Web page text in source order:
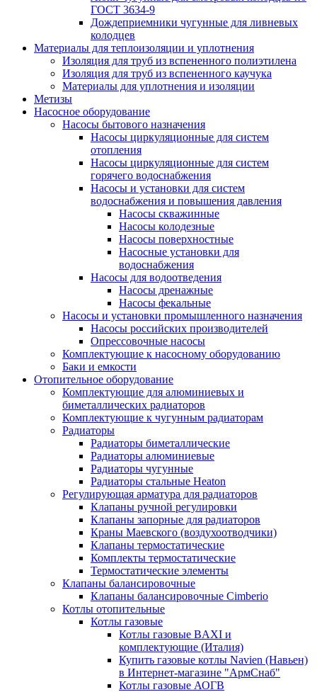
ГОСТ 3634-9
Дождеприемники чугунные для ливневых
колодцев
Материалы для теплоизоляции и уплотнения
Изоляция для труб из вспененного полиэтилена
Изоляция для труб из вспененного каучука
Материалы для уплотнения и изоляции
Метизы
Насосное оборудование
Насосы бытового назначения
Насосы циркуляционные для систем
отопления
Насосы циркуляционные для систем
горячего водоснабжения
Насосы и установки для систем
водоснабжения и повышения давления
Насосы скважинные
Насосы колодезные
Насосы поверхностные
Насосные установки для
водоснабжения
Насосы для водоотведения
Насосы дренажные
Насосы фекальные
Насосы и установки промышленного назначения
Насосы российских производителей
Опрессовочные насосы
Комплектующие к насосному оборудованию
Баки и емкости
Отопительное оборудование
Комплектующие для алюминиевых и
биметаллических радиаторов
Комплектующие к чугунным радиаторам
Радиаторы
Радиаторы биметаллические
Радиаторы алюминиевые
Радиаторы чугунные
Радиаторы стальные Heaton
Регулирующая арматура для радиаторов
Клапаны ручной регулировки
Клапаны запорные для радиаторов
Краны Маевского (воздухоотводчики)
Клапаны термостатические
Комплекты термостатические
Термостатические элементы
Клапаны балансировочные
Клапаны балансировочные Cimberio
Котлы отопительные
Котлы газовые
Котлы газовые BAXI и
комплектующие (Италия)
Купить газовые котлы Navien (Навьен)
в Интернет-магазине "АрмСнаб"
Котлы газовые АОГВ